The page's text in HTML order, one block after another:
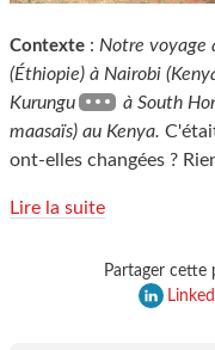
Contexte : Notre voyage
(Éthiopie) à Nairobi
Kurungu
à South
maasaïs) au Kenya.
ont-elles changées ?
Lire la suite
Partager cette